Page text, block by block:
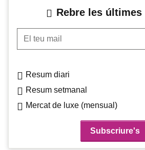
Rebre les
El teu mail
Resum diari
Resum setmanal
Mercat de luxe (mensual)